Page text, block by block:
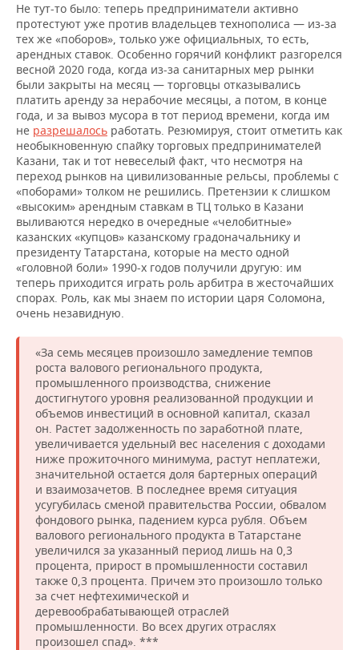
Не тут-то было: теперь предприниматели активно
протестуют уже против владельцев технополиса — из-за
тех же «поборов», только уже официальных, то есть,
арендных ставок. Особенно горячий конфликт разгорелся
весной 2020 года, когда из-за санитарных мер рынки
были закрыты на месяц — торговцы отказывались
платить аренду за нерабочие месяцы, а потом, в конце
года, и за вывоз мусора в тот период времени, когда им
не разрешалось работать. Резюмируя, стоит отметить как
необыкновенную спайку торговых предпринимателей
Казани, так и тот невеселый факт, что несмотря на
переход рынков на цивилизованные рельсы, проблемы с
«поборами» толком не решились. Претензии к слишком
«высоким» арендным ставкам в ТЦ только в Казани
выливаются нередко в очередные «челобитные»
казанских «купцов» казанскому градоначальнику и
президенту Татарстана, которые на место одной
«головной боли» 1990-х годов получили другую: им
теперь приходится играть роль арбитра в жесточайших
спорах. Роль, как мы знаем по истории царя Соломона,
очень незавидную.
«За семь месяцев произошло замедление темпов
роста валового регионального продукта,
промышленного производства, снижение
достигнутого уровня реализованной продукции и
объемов инвестиций в основной капитал, сказал
он. Растет задолженность по заработной плате,
увеличивается удельный вес населения с доходами
ниже прожиточного минимума, растут неплатежи,
значительной остается доля бартерных операций
и взаимозачетов. В последнее время ситуация
усугубилась сменой правительства России, обвалом
фондового рынка, падением курса рубля. Объем
валового регионального продукта в Татарстане
увеличился за указанный период лишь на 0,3
процента, прирост в промышленности составил
также 0,3 процента. Причем это произошло только
за счет нефтехимической и
деревообрабатывающей отраслей
промышленности. Во всех других отраслях
произошел спад». ***